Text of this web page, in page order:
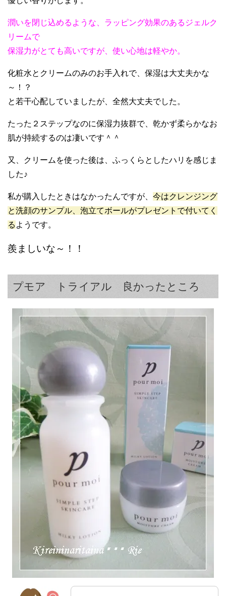
潤いを閉じ込めるような、ラッピング効果のあるジェルク
リームで
保湿力がとても高いですが、使い心地は軽やか。
化粧水とクリームのみのお手入れで、保湿は大丈夫かな
～！？
と若干心配していましたが、全然大丈夫でした。
たった２ステップなのに保湿力抜群で、乾かず柔らかなお
肌が持続するのは凄いです＾＾
又、クリームを使った後は、ふっくらとしたハリを感じま
した♪
私が購入したときはなかったんですが、 今はクレンジング
と洗顔のサンプル、泡立てボールがプレゼントで付いてく
る ようです。
羨ましいな～！！
プモア トライアル 良かったところ